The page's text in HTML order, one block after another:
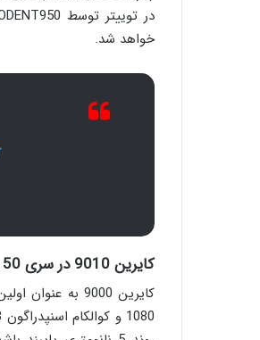
خواهد شد.
کایرین 9010 در سری Mate 50 به کار گرفته می‌شود